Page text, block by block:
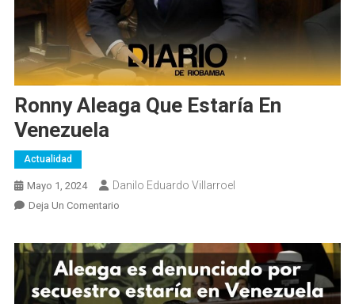
Ronny Aleaga Que Estaría En
Venezuela
Actualidad
Mayo 1, 2024 Danilo Eduardo Villarroel
Deja Un ComentarioEn
Aleaga
Que
Estaría
En